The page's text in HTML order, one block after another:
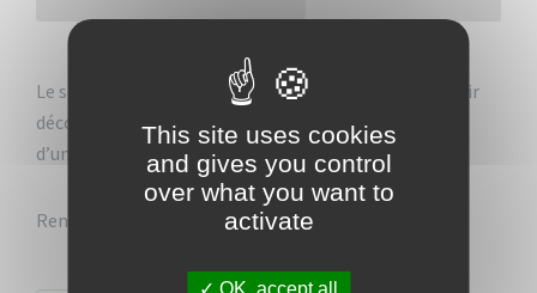
Le service sport de la Ville du Vauclin vous invite à venir
découvrir le quartier de la Baie des Mulets au travers
d’une marche sportive de 10KM le Dimanche 11 juin.
Rendez-vous au Hangar de belle étoile à 06h.
This site uses cookies
and gives you control
over what you want to
activate
OK, accept all